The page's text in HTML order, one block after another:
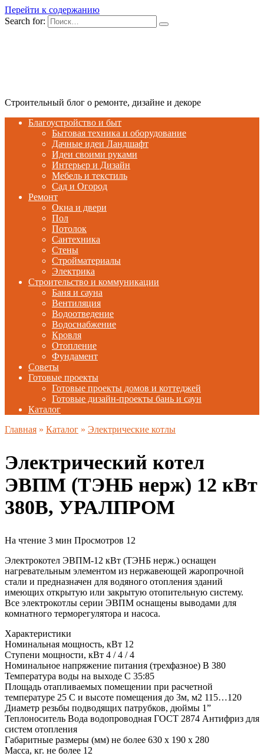
Перейти к содержанию
Search for:
Строительный блог о ремонте, дизайне и декоре
Благоустройство и быт
Бытовая техника и оборудование
Дачные идеи Ландшафт
Идеи своими руками
Интерьер и Дизайн
Мебель и текстиль
Сад и Огород
Ремонт
Окна и двери
Пол
Потолок
Сантехника
Стены
Стройматериалы
Электрика
Строительство и коммуникации
Баня и сауна
Вентиляция
Водоотведение
Водоснабжение
Кровля
Отопление
Фундамент
Советы
Готовые проекты
Готовые проекты домов и коттеджей
Готовые дизайн-проекты бань и саун
Каталог
Главная » Каталог » Электрические котлы
Электрический котел
ЭВПМ (ТЭНБ нерж) 12 кВт
380В, УРАЛПРОМ
На чтение 3 мин Просмотров 12
Электрокотел ЭВПМ-12 кВт (ТЭНБ нерж.) оснащен
нагревательным элементом из нержавеющей жаропрочной
стали и предназначен для водяного отопления зданий
имеющих открытую или закрытую отопительную систему.
Все электрокотлы серии ЭВПМ оснащены выводами для
комнатного терморегулятора и насоса.
Характеристики
Номинальная мощность, кВт 12
Ступени мощности, кВт 4 / 4 / 4
Номинальное напряжение питания (трехфазное) В 380
Температура воды на выходе С 35:85
Площадь отапливаемых помещении при расчетной
температуре 25 С и высоте помещения до 3м, м2 115…120
Диаметр резьбы подводящих патрубков, дюймы 1”
Теплоноситель Вода водопроводная ГОСТ 2874 Антифриз для
систем отопления
Габаритные размеры (мм) не более 630 x 190 x 280
Масса, кг. не более 12